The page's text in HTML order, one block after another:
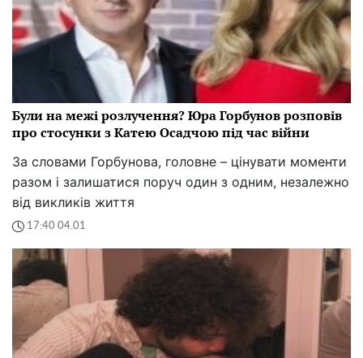
Були на межі розлучення? Юра Горбунов розповів
про стосунки з Катею Осадчою під час війни
За словами Горбунова, головне – цінувати моменти
разом і залишатися поруч один з одним, незалежно
від викликів життя
17:40 04.01